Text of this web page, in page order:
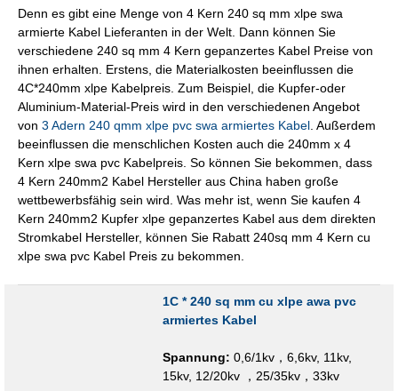
Denn es gibt eine Menge von 4 Kern 240 sq mm xlpe swa
armierte Kabel Lieferanten in der Welt. Dann können Sie
verschiedene 240 sq mm 4 Kern gepanzertes Kabel Preise von
ihnen erhalten. Erstens, die Materialkosten beeinflussen die
4C*240mm xlpe Kabelpreis. Zum Beispiel, die Kupfer-oder
Aluminium-Material-Preis wird in den verschiedenen Angebot
von 3 Adern 240 qmm xlpe pvc swa armiertes Kabel . Außerdem
beeinflussen die menschlichen Kosten auch die 240mm x 4
Kern xlpe swa pvc Kabelpreis. So können Sie bekommen, dass
4 Kern 240mm2 Kabel Hersteller aus China haben große
wettbewerbsfähig sein wird. Was mehr ist, wenn Sie kaufen 4
Kern 240mm2 Kupfer xlpe gepanzertes Kabel aus dem direkten
Stromkabel Hersteller, können Sie Rabatt 240sq mm 4 Kern cu
xlpe swa pvc Kabel Preis zu bekommen.
1C * 240 sq mm cu xlpe awa pvc
armiertes Kabel
Spannung: 0,6/1kv，6,6kv, 11kv,
15kv, 12/20kv ，25/35kv，33kv